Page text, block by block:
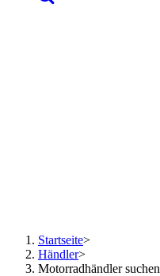
Startseite>
Händler>
Motorradhändler suchen